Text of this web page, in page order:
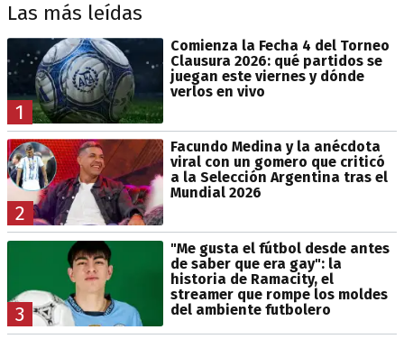
Las más leídas
1
Comienza la Fecha 4 del Torneo
Clausura 2026: qué partidos se
juegan este viernes y dónde
verlos en vivo
2
Facundo Medina y la anécdota
viral con un gomero que criticó
a la Selección Argentina tras el
Mundial 2026
3
"Me gusta el fútbol desde antes
de saber que era gay": la
historia de Ramacity, el
streamer que rompe los moldes
del ambiente futbolero